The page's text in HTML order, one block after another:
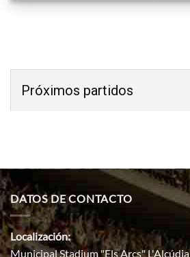
Próximos partidos
DATOS DE CONTACTO
Localización:
Municipal Stadium "Els Arcs" L'Alcúdia